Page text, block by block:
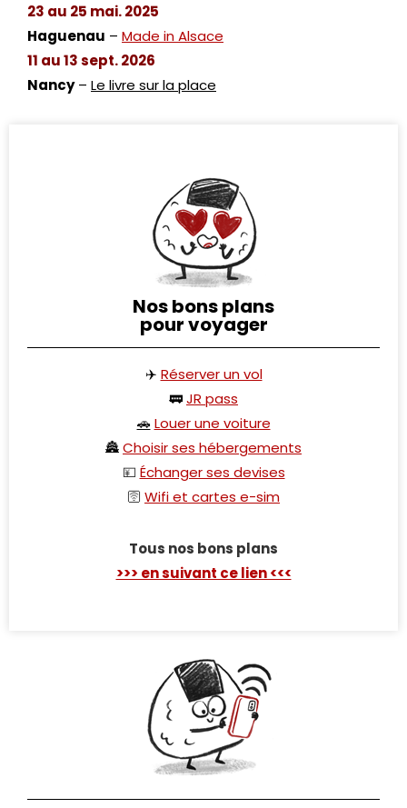
23 au 25 mai. 2025
Haguenau – Made in Alsace
11 au 13 sept. 2026
Nancy – Le livre sur la place
Nos bons plans
pour voyager
✈️ Réserver un vol
🚃JR pass
🚗 Louer une voiture
🏯Choisir ses hébergements
💴 Échanger ses devises
🛜 Wifi et cartes e-sim
Tous nos bons plans
>>> en suivant ce lien <<<